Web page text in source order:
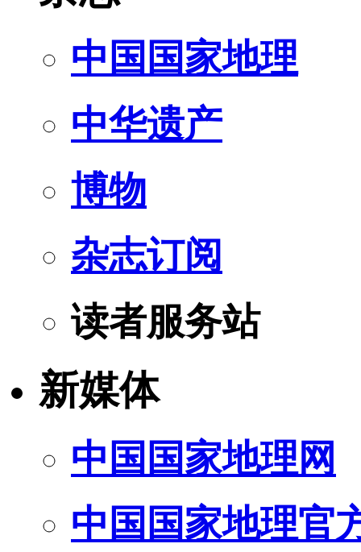
中国国家地理
中华遗产
博物
杂志订阅
读者服务站
新媒体
中国国家地理网
中国国家地理官